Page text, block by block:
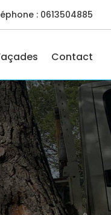
: 0613504885
Contact